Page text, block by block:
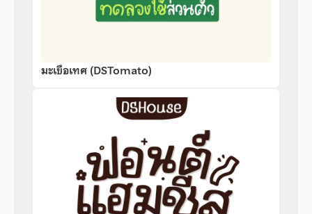
มะเขือเทศ (DSTomato)